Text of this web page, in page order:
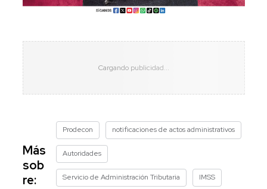
Más
sob
re:
Prodecon notificaciones de actos administrativos
Autoridades
Servicio de Administración Tributaria IMSS